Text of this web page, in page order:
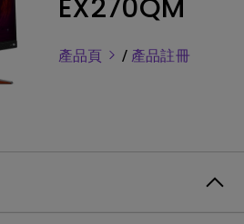
EX270QM
產品頁 / 產品註冊